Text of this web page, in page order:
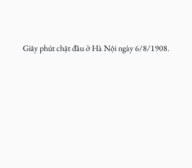
Giây phút chặt đầu ở Hà Nội ngày 6/8/1908.